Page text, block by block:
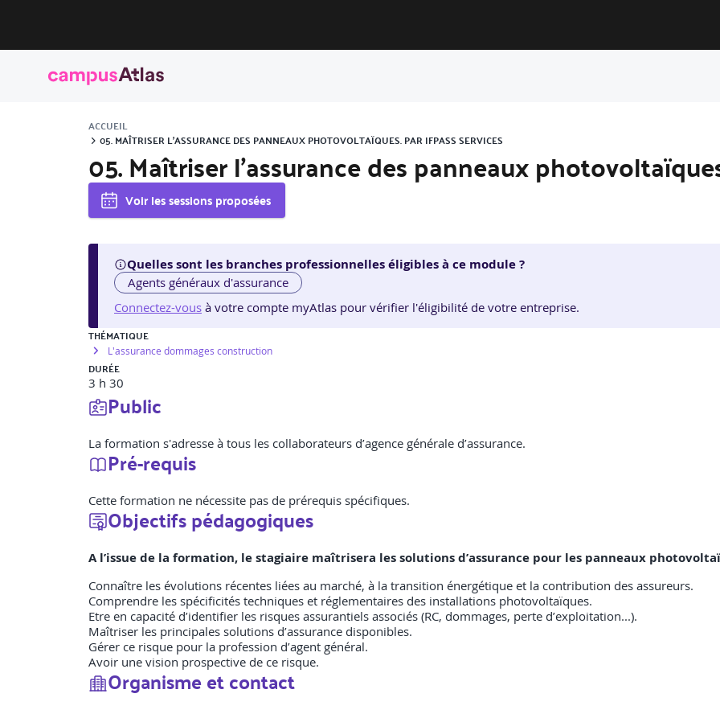
ACCUEIL
05. MAÎTRISER L’ASSURANCE DES PANNEAUX PHOTOVOLTAÏQUES. PAR IFPASS SERVICES
05. Maîtriser l’assurance des panneaux
Voir les sessions proposées
Quelles sont les branches professionnelles éligibles à ce module ?
Agents généraux d'assurance
Connectez-vous à votre compte myAtlas pour vérifier l'éligibilité de votre entreprise.
THÉMATIQUE
L'assurance dommages construction
DURÉE
3 h 30
Public
La formation s'adresse à tous les collaborateurs d’agence générale d’assurance.
Pré-requis
Cette formation ne nécessite pas de prérequis spécifiques.
Objectifs pédagogiques
A l’issue de la formation, le stagiaire maîtrisera les solutions d’assurance pour les panneaux
Connaître les évolutions récentes liées au marché, à la transition énergétique et la contribution des assureurs.
Comprendre les spécificités techniques et réglementaires des installations photovoltaïques.
Etre en capacité d’identifier les risques assurantiels associés (RC, dommages, perte d’exploitation...).
Maîtriser les principales solutions d’assurance disponibles.
Gérer ce risque pour la profession d’agent général.
Avoir une vision prospective de ce risque.
Organisme et contact